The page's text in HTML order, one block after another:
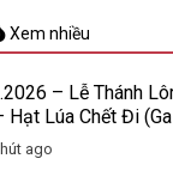
Xem nhiều
– Lễ Thánh
Hạt Lúa Chết Đi
ago